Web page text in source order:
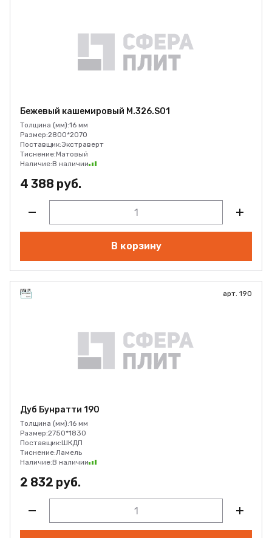
Бежевый кашемировый M.326.S01
Толщина (мм):16 мм
Размер:2800*2070
Поставщик:Экстраверт
Тиснение:Матовый
Наличие:В наличии
4 388 руб.
В корзину
арт. 190
Дуб Бунратти 190
Толщина (мм):16 мм
Размер:2750*1830
Поставщик:ШКДП
Тиснение:Ламель
Наличие:В наличии
2 832 руб.